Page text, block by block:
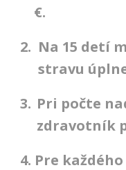
€.
2. Na 15 detí
stravu
3. Pri počte
zdravotník
4. Pre